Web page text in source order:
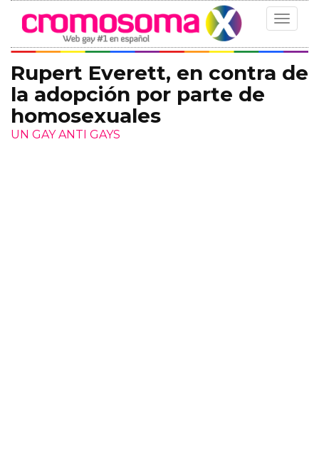
Toggle
Rupert Everett, en contra de
la adopción por parte de
homosexuales
UN GAY ANTI GAYS